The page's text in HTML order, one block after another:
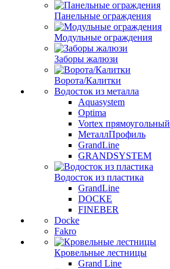
Панельные ограждения
Модульные ограждения
Заборы жалюзи
Ворота/Калитки
Водосток из металла
Aquasystem
Optima
Vortex прямоугольный
МеталлПрофиль
GrandLine
GRANDSYSTEM
Водосток из пластика
GrandLine
DOCKE
FINEBER
Docke
Fakro
Кровельные лестницы
Grand Line